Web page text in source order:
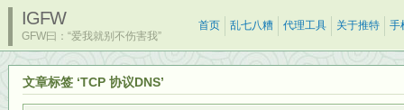
IGFW
GFW曰：“爱我就别不伤害我”
首页 乱七八糟 代理工具 关于推特 手
文章标签 ‘TCP 协议DNS’